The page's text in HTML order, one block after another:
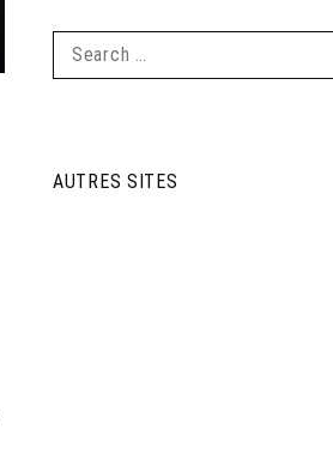
Search
AUTRES SITES